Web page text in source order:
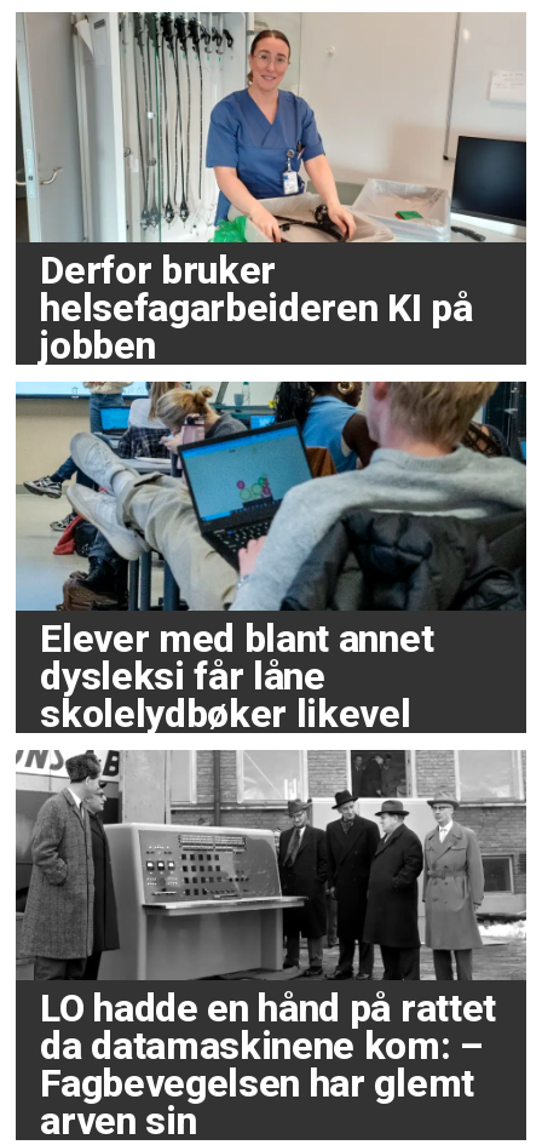
Derfor bruker
helsefagarbeideren KI på
jobben
Elever med blant annet
dysleksi får låne
skolelydbøker likevel
LO hadde en hånd på rattet
da datamaskinene kom: –
Fagbevegelsen har glemt
arven sin